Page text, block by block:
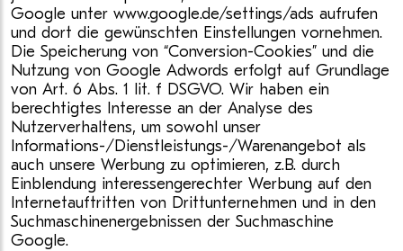
Google unter www.google.de/settings/ads aufrufen
und dort die gewünschten Einstellungen vornehmen.
Die Speicherung von “Conversion-Cookies” und die
Nutzung von Google Adwords erfolgt auf Grundlage
von Art. 6 Abs. 1 lit. f DSGVO. Wir haben ein
berechtigtes Interesse an der Analyse des
Nutzerverhaltens, um sowohl unser
Informations-/Dienstleistungs-/Warenangebot als
auch unsere Werbung zu optimieren, z.B. durch
Einblendung interessengerechter Werbung auf den
Internetauftritten von Drittunternehmen und in den
Suchmaschinenergebnissen der Suchmaschine
Google.